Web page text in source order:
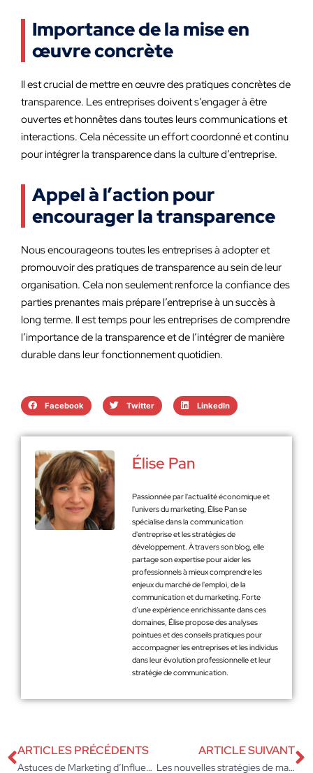
Importance de la mise en
œuvre concrète
Il est crucial de mettre en œuvre des pratiques concrètes de
transparence. Les entreprises doivent s’engager à être
ouvertes et honnêtes dans toutes leurs communications et
interactions. Cela nécessite un effort coordonné et continu
pour intégrer la transparence dans la culture d’entreprise.
Appel à l’action pour
encourager la transparence
Nous encourageons toutes les entreprises à adopter et
promouvoir des pratiques de transparence au sein de leur
organisation. Cela non seulement renforce la confiance des
parties prenantes mais prépare l’entreprise à un succès à
long terme. Il est temps pour les entreprises de comprendre
l’importance de la transparence et de l’intégrer de manière
durable dans leur fonctionnement quotidien.
Facebook Twitter LinkedIn
Élise Pan
Passionnée par l'actualité économique et
l'univers du marketing, Élise Pan se
spécialise dans la communication
d'entreprise et les stratégies de
développement. À travers son blog, elle
partage son expertise pour aider les
professionnels à mieux comprendre les
enjeux du marché de l'emploi, de la
communication et du marketing. Forte
d’une expérience enrichissante dans ces
domaines, Élise propose des analyses
pointues et des conseils pratiques pour
accompagner les entreprises et les individus
dans leur évolution professionnelle et leur
stratégie de communication.
ARTICLES PRÉCÉDENTS
Astuces de Marketing d’Influence pour Booster Votre Entreprise
ARTICLE SUIVANT
Les nouvelles stratégies de marketing digital pour les entreprises modernes